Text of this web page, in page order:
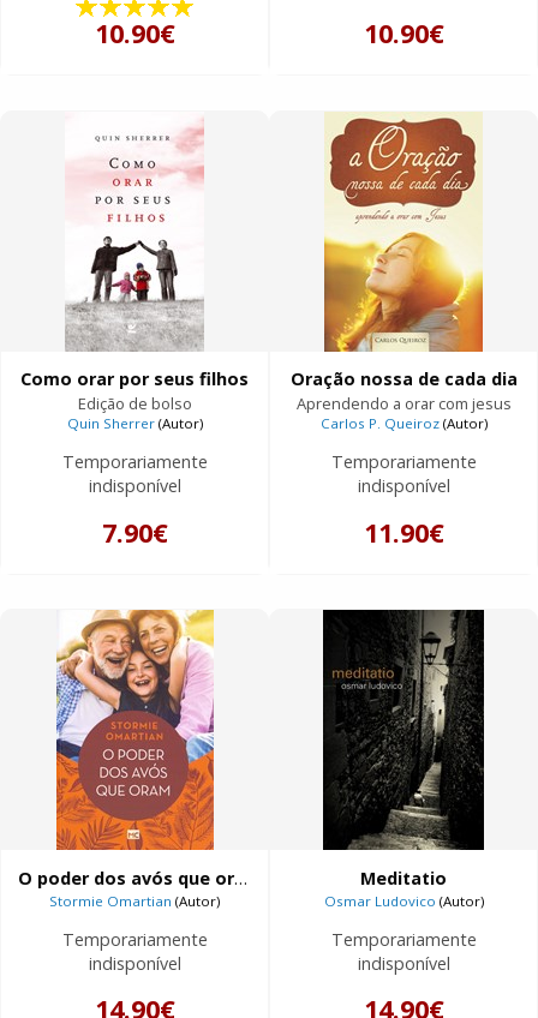
10.90€ 10.90€
Como orar por seus filhos
Edição de bolso
Quin Sherrer(Autor)
Temporariamente
indisponível
7.90€
Oração nossa de cada dia
Aprendendo a orar com jesus
Carlos P. Queiroz(Autor)
Temporariamente
indisponível
11.90€
O poder dos avós que oram
Stormie Omartian (Autor)
Temporariamente
indisponível
14.90€
Meditatio
Osmar Ludovico (Autor)
Temporariamente
indisponível
14.90€